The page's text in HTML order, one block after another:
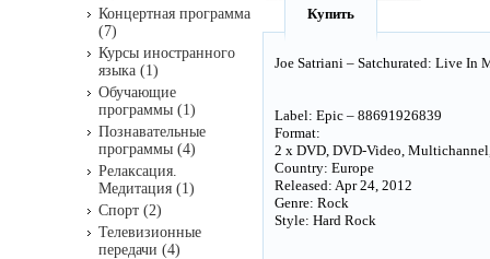
Купить
Joe Satriani – Satchurated: Live In
Label: Epic – 88691926839
Format:
2 x DVD, DVD-Video,
Country: Europe
Released: Apr 24, 2012
Genre: Rock
Style: Hard Rock
Концертная программа
(7)
Курсы иностранного
языка (1)
Обучающие
программы (1)
Познавательные
программы (4)
Релаксация.
Медитация (1)
Спорт (2)
Телевизионные
передачи (4)